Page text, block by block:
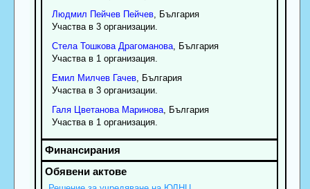
Людмил Пейчев Пейчев, България
Участва в 3 организации.
Стела Тошкова Драгоманова, България
Участва в 1 организация.
Емил Милчев Гачев, България
Участва в 3 организации.
Галя Цветанова Маринова, България
Участва в 1 организация.